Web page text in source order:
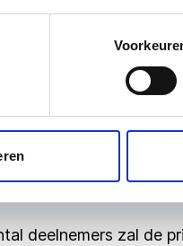
deelnemers zal de